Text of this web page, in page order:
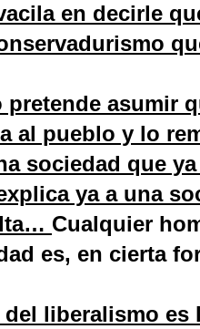
en decirle
pretende asumir
al pueblo y lo
sociedad que
ya a una
Cualquier
es, en cierta
del liberalismo